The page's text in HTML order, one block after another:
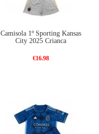
Camisola 1º Sporting Kansas
City 2025 Crianca
€16.98